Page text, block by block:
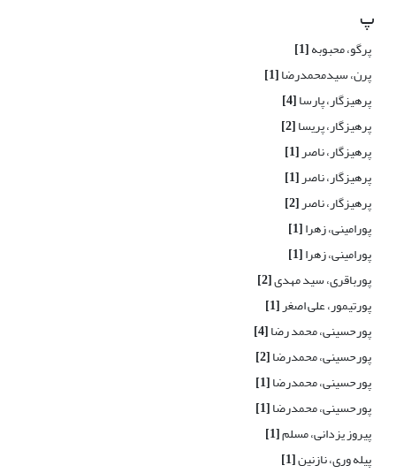
پ
پرگو، محبوبه[1]
پرن، سیدمحمدرضا[1]
پرهیزگار، پارسا[4]
پرهیزگار، پریسا[2]
پرهیزگار، ناصر[1]
پرهیزگار، ناصر[1]
پرهیزگار، ناصر[2]
پورامینی، زهرا[1]
پورامینی، زهرا[1]
پورباقری، سید مهدی[2]
پورتیمور، علی اصغر[1]
پورحسینی، محمد رضا[4]
پورحسینی، محمدرضا[2]
پورحسینی، محمدرضا[1]
پورحسینی، محمدرضا[1]
پیروز یزدانی، مسلم[1]
پیله وری، نازنین[1]